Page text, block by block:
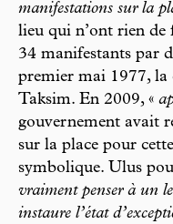
manifestations sur la
lieu qui n’ont rien de
34 manifestants par
premier mai 1977, la
Taksim. En 2009, «
gouvernement avait
sur la place pour
symbolique. Ulus
vraiment penser à un
instaure l’état